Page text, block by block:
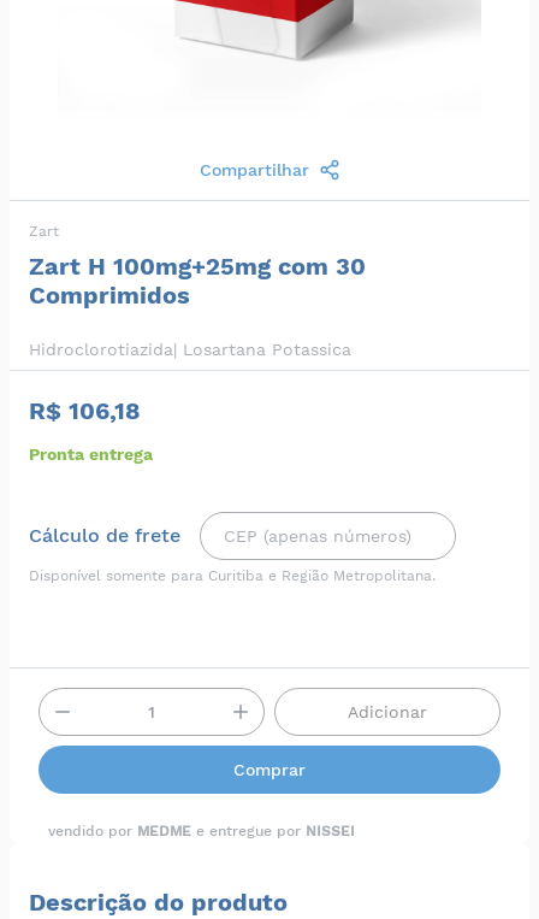
Compartilhar
Zart
Zart H 100mg+25mg com 30
Comprimidos
Hidroclorotiazida| Losartana Potassica
R$ 106,18
Pronta entrega
Cálculo de frete
Disponível somente para Curitiba e Região Metropolitana.
Adicionar
Comprar
vendido por MEDME e entregue por NISSEI
Descrição do produto